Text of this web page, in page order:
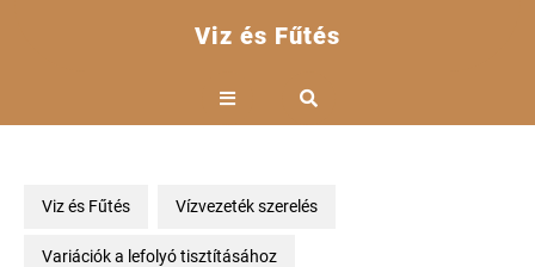
Viz és Fűtés
Open
Viz és Fűtés Vízvezeték szerelés
Variációk a lefolyó tisztításához